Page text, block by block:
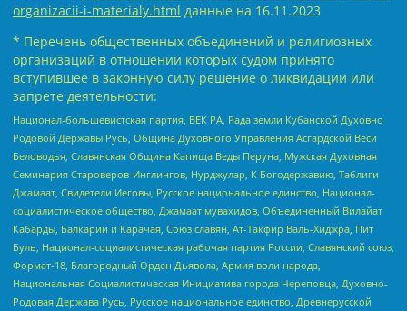
organizacii-i-materialy.html данные на 16.11.2023
* Перечень общественных объединений и религиозных
организаций в отношении которых судом принято
вступившее в законную силу решение о ликвидации или
запрете деятельности:
Национал-большевистская партия, ВЕК РА, Рада земли Кубанской Духовно
Родовой Державы Русь, Община Духовного Управления Асгардской Веси
Беловодья, Славянская Община Капища Веды Перуна, Мужская Духовная
Семинария Староверов-Инглингов, Нурджулар, К Богодержавию, Таблиги
Джамаат, Свидетели Иеговы, Русское национальное единство, Национал-
социалистическое общество, Джамаат мувахидов, Объединенный Вилайат
Кабарды, Балкарии и Карачая, Союз славян, Ат-Такфир Валь-Хиджра, Пит
Буль, Национал-социалистическая рабочая партия России, Славянский союз,
Формат-18, Благородный Орден Дьявола, Армия воли народа,
Национальная Социалистическая Инициатива города Череповца, Духовно-
Родовая Держава Русь, Русское национальное единство, Древнерусской